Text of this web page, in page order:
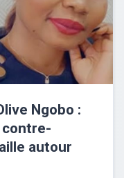
Ngobo :
contre-
autour